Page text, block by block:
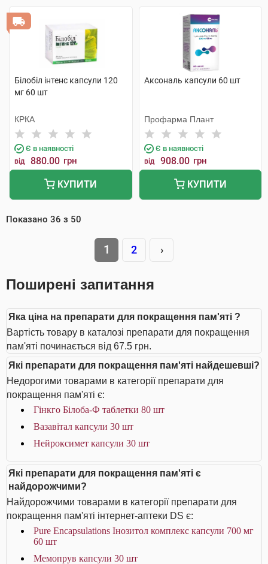
Білобіл інтенс капсули 120
мг 60 шт
КРКА
Є в наявності
від 880.00 грн
КУПИТИ
Аксональ капсули 60 шт
Профарма Плант
Є в наявності
від 908.00 грн
КУПИТИ
Показано 36 з 50
1 2 ›
Поширені запитання
Яка ціна на препарати для покращення пам'яті ?
Вартість товару в каталозі препарати для покращення
пам'яті починається від 67.5 грн.
Які препарати для покращення пам'яті найдешевші?
Недорогими товарами в категорії препарати для
покращення пам'яті є:
Гінкго Білоба-Ф таблетки 80 шт
Вазавітал капсули 30 шт
Нейроксимет капсули 30 шт
Які препарати для покращення пам'яті є
найдорожчими?
Найдорожчими товарами в категорії препарати для
покращення пам'яті інтернет-аптеки DS є:
Pure Encapsulations Інозитол комплекс капсули 700 мг
60 шт
Мемопрув капсули 30 шт